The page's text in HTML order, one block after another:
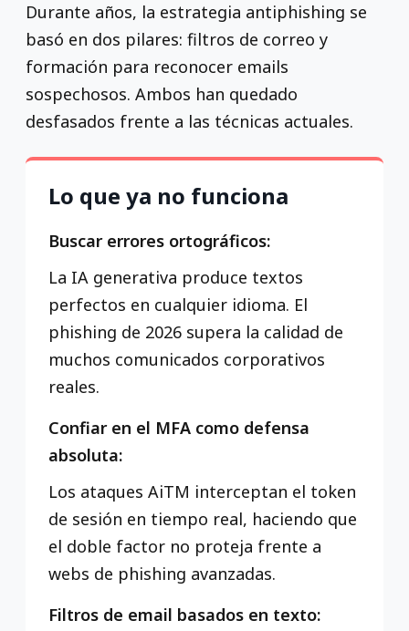
Durante años, la estrategia antiphishing se
basó en dos pilares: filtros de correo y
formación para reconocer emails
sospechosos. Ambos han quedado
desfasados frente a las técnicas actuales.
Lo que ya no funciona
Buscar errores ortográficos:
La IA generativa produce textos
perfectos en cualquier idioma. El
phishing de 2026 supera la calidad de
muchos comunicados corporativos
reales.
Confiar en el MFA como defensa
absoluta:
Los ataques AiTM interceptan el token
de sesión en tiempo real, haciendo que
el doble factor no proteja frente a
webs de phishing avanzadas.
Filtros de email basados en texto: